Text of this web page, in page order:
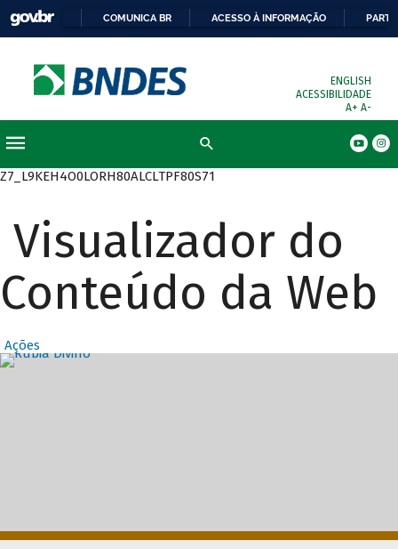
COMUNICA BR ACESSO À INFORMAÇÃO
ENGLISH
ACESSIBILIDADE
A+ A-
Z7_L9KEH4O0LORH80ALCLTPF80S71
Visualizador do
Conteúdo da Web
Ações
Destaques